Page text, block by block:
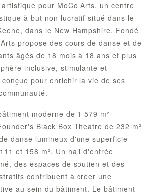
pour MoCo Arts, un centre
à but non lucratif situé dans le
dans le New Hampshire. Fondé
propose des cours de danse et de
âgés de 18 mois à 18 ans et plus
inclusive, stimulante et
pour enrichir la vie de ses
moderne de 1 579 m²
Black Box Theatre de 232 m²
danse lumineux d'une superficie
et 158 m². Un hall d'entrée
des espaces de soutien et des
contribuent à créer une
au sein du bâtiment. Le bâtiment